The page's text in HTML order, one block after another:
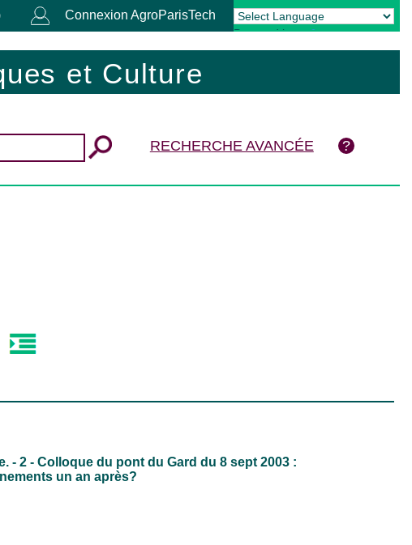
Connexion AgroParisTech
Powered by Translate
et Culture
RECHERCHE AVANCÉE
- 2 - Colloque du pont du Gard du 8 sept 2003 :
un an après?